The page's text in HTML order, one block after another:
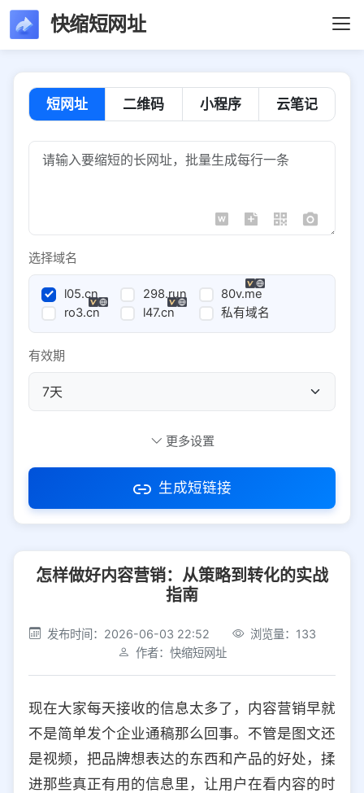
快缩短网址
短网址 二维码 小程序 云笔记
选择域名
l05.cn 298.run
80v.me
ro3.cn
l47.cn 私有域名
有效期
访问密码
社交平台 电商平台
选择防红平台类型，避免链接被拦截
平台设置
iOS Android PC 其他
选择允许访问的平台类型
更多设置
生成短链接
怎样做好内容营销：从策略到转化的实战
指南
发布时间：2026-06-03 22:52
浏览量：133
作者：快缩短网址
现在大家每天接收的信息太多了，内容营销早就
不是简单发个企业通稿那么回事。不管是图文还
是视频，把品牌想表达的东西和产品的好处，揉
进那些真正有用的信息里，让用户在看内容的时